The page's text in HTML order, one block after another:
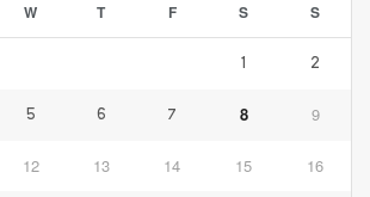
W T F S S
1 2
5 6 7 8 9
12 13 14 15 16